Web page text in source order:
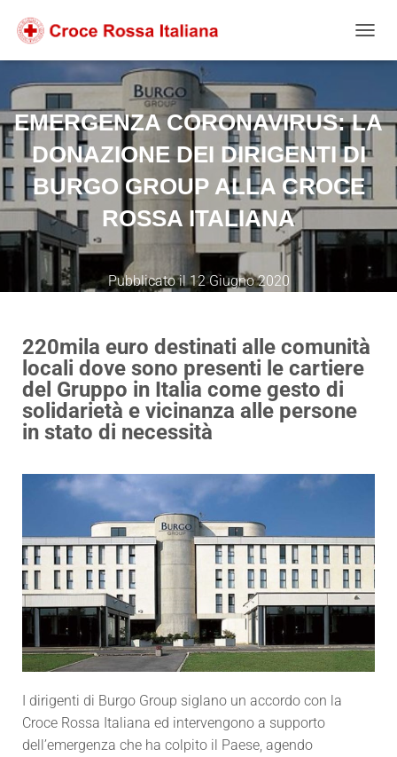
contenuto
alla
navigazione
footer
EMERGENZA CORONAVIRUS: LA
DONAZIONE DEI DIRIGENTI DI
BURGO GROUP ALLA CROCE
ROSSA ITALIANA
Pubblicato il12 Giugno 2020
220mila euro destinati alle comunità
locali dove sono presenti le cartiere
del Gruppo in Italia come gesto di
solidarietà e vicinanza alle persone
in stato di necessità
I dirigenti di Burgo Group siglano un accordo con la
Croce Rossa Italiana ed intervengono a supporto
dell’emergenza che ha colpito il Paese, agendo